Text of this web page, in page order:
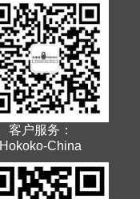
客户服务：
Hokoko-China